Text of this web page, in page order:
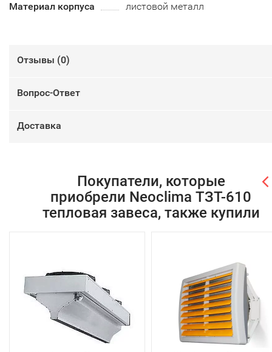
Материал корпуса
листовой металл
Отзывы (0)
Вопрос-Ответ
Доставка
Покупатели, которые
приобрели Neoclima ТЗТ-610
тепловая завеса, также купили